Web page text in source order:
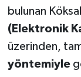
bulunan
(Elektronik
üzerinden,
yöntemiyle